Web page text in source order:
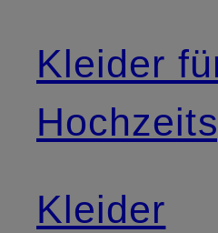
Kleider
Kleider